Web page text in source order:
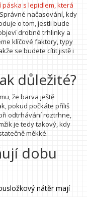
páska s lepidlem, která
načasování, kdy
o tom, jestli bude
drobné trhlinky a
klíčové faktory, typy
se budete cítit jistě i
důležité?
že barva ještě
pokud počkáte příliš
odtrhávání roztrhne,
je tedy takový, kdy
měkké.
dobu
nátěr mají